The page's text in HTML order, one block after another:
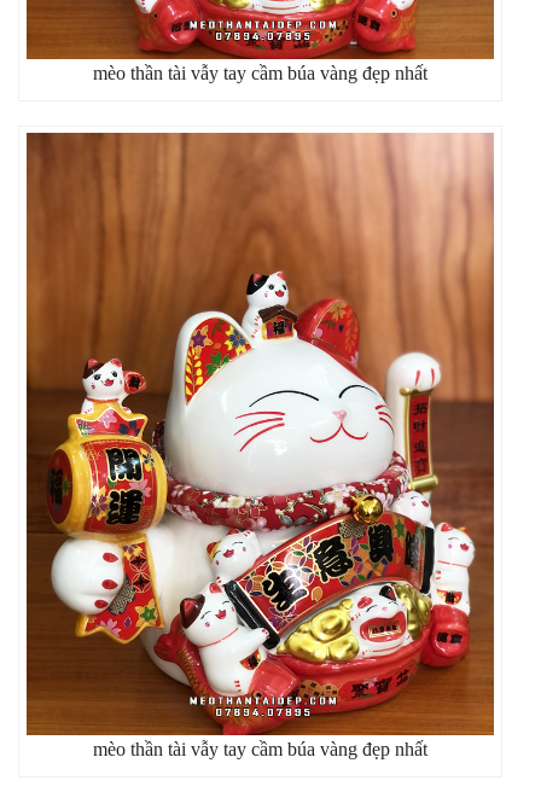
mèo thần tài vẫy tay cầm búa vàng đẹp nhất
mèo thần tài vẫy tay cầm búa vàng đẹp nhất